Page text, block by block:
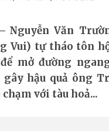
Nguyễn Văn
Vui) tự tháo tôn
mở đường
gây hậu quả ông
với tàu hoả...